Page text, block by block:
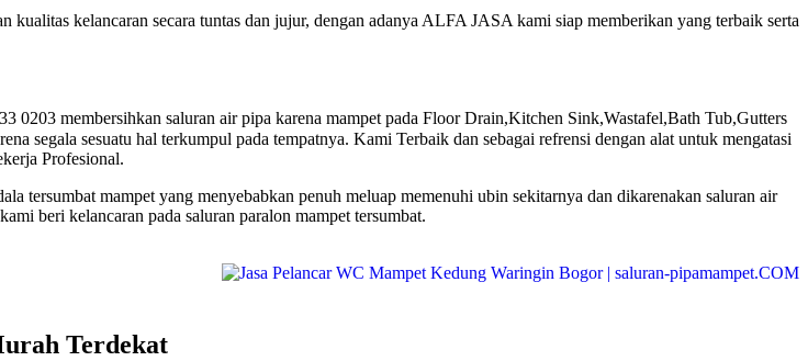
kelancaran secara tuntas dan jujur, dengan adanya ALFA JASA kami siap memberikan yang terbaik serta
membersihkan saluran air pipa karena mampet pada Floor Drain,Kitchen Sink,Wastafel,Bath Tub,Gutters
segala sesuatu hal terkumpul pada tempatnya. Kami Terbaik dan sebagai refrensi dengan alat untuk mengatasi
Profesional.
tersumbat mampet yang menyebabkan penuh meluap memenuhi ubin sekitarnya dan dikarenakan saluran air
beri kelancaran pada saluran paralon mampet tersumbat.
Terdekat